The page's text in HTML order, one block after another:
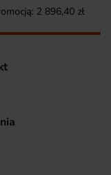
2 896,40 zł